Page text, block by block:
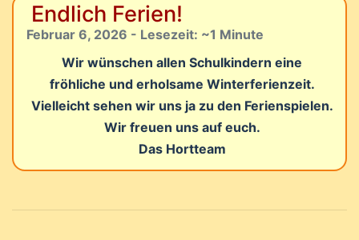
Endlich Ferien!
Februar 6, 2026 - Lesezeit: ~1 Minute
Wir wünschen allen Schulkindern eine
fröhliche und erholsame Winterferienzeit.
Vielleicht sehen wir uns ja zu den Ferienspielen.
Wir freuen uns auf euch.
Das Hortteam